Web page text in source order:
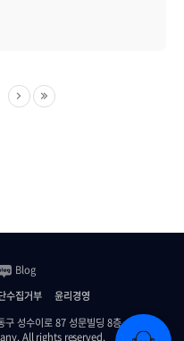
요. 명동에서 할로윈
시간을 보낼 수 있는 자리를
문화 체험을 할 수 있었다는
준비했어요! 그저
깊은 시간이 되기 바랐어요.
닌, 관객들의 찬반 의견을
데요. 흥미로운 점은 스포
! 이처럼 배우분들께서
과 함께 관람하니 더
수집거부
윤리경영
성수이로 87 성문빌딩 8층
All rights reserved.
Blog